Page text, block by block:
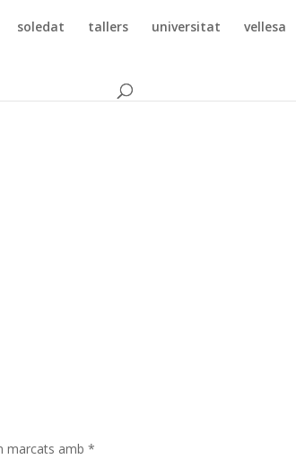
soledat tallers universitat vellesa
marcats amb*